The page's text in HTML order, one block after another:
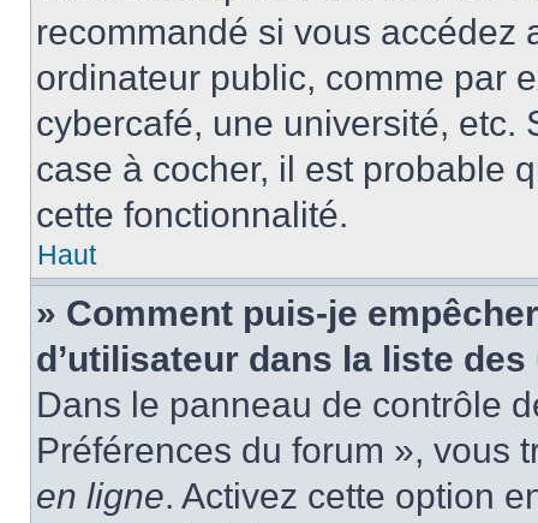
recommandé si vous accédez
ordinateur public, comme par
cybercafé, une université, etc.
case à cocher, il est probable
cette fonctionnalité.
Haut
» Comment puis-je
d’utilisateur dans la liste
Dans le panneau de contrôle
Préférences du forum », vous
en ligne. Activez cette option